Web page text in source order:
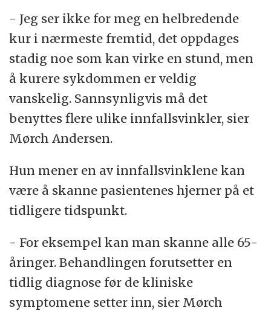
- Jeg ser ikke for meg en helbredende
kur i nærmeste fremtid, det oppdages
stadig noe som kan virke en stund, men
å kurere sykdommen er veldig
vanskelig. Sannsynligvis må det
benyttes flere ulike innfallsvinkler, sier
Mørch Andersen.
Hun mener en av innfallsvinklene kan
være å skanne pasientenes hjerner på et
tidligere tidspunkt.
- For eksempel kan man skanne alle 65-
åringer. Behandlingen forutsetter en
tidlig diagnose før de kliniske
symptomene setter inn, sier Mørch